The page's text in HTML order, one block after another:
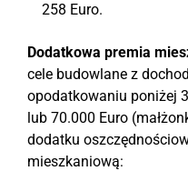
258 Euro.
Dodatkowa premia
cele budowlane z
opodatkowaniu poniżej
lub 70.000 Euro
dodatku
mieszkaniową: